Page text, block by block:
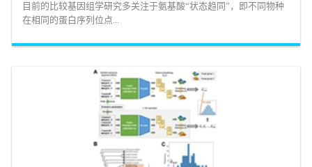
目前的比较基因组学研究多关注于氨基酸“状态趋同”，即不同物种
在相同的蛋白序列位点...